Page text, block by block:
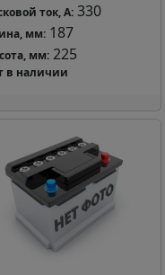
ток, А: 330
мм: 187
мм: 225
в наличии